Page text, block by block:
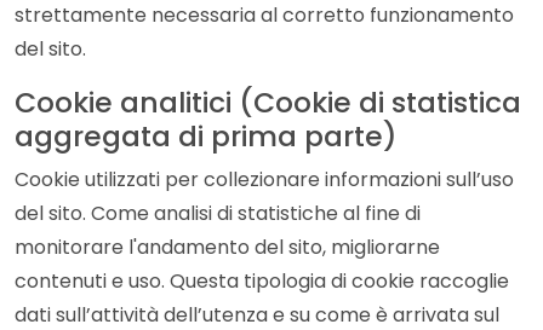
strettamente necessaria al corretto funzionamento
del sito.
Cookie analitici (Cookie di statistica
aggregata di prima parte)
Cookie utilizzati per collezionare informazioni sull’uso
del sito. Come analisi di statistiche al fine di
monitorare l'andamento del sito, migliorarne
contenuti e uso. Questa tipologia di cookie raccoglie
dati sull’attività dell’utenza e su come è arrivata sul